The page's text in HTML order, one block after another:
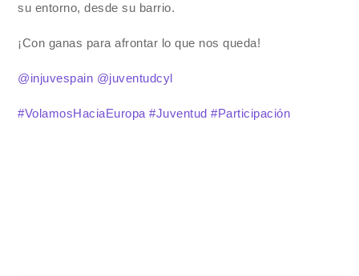
su entorno, desde su barrio.
¡Con ganas para afrontar lo que nos queda!
@injuvespain @juventudcyl
#VolamosHaciaEuropa #Juventud #Participación